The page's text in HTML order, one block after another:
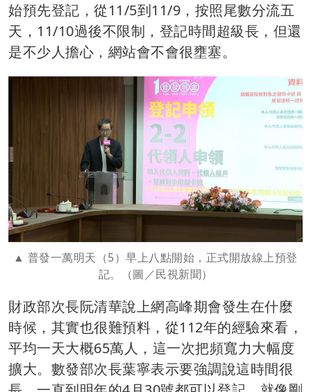
始預先登記，從11/5到11/9，按照尾數分流五
天，11/10過後不限制，登記時間超級長，但還
是不少人擔心，網站會不會很壅塞。
普發一萬明天（5）早上八點開始，正式開放線上預登
記。（圖／民視新聞）
財政部次長阮清華說上網高峰期會發生在什麼
時候，其實也很難預料，從112年的經驗來看，
平均一天大概65萬人，這一次把頻寬力大幅度
擴大。數發部次長葉寧表示要強調說這時間很